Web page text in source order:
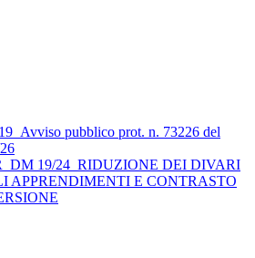
pubblico prot. n. 73226 del
19/24_RIDUZIONE DEI DIVARI
APPRENDIMENTI E CONTRASTO